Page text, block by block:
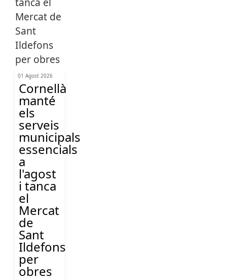
01 Agost 2026
Cornellà
manté
els
serveis
municipals
essencials
a
l'agost
i tanca
el
Mercat
de
Sant
Ildefons
per
obres